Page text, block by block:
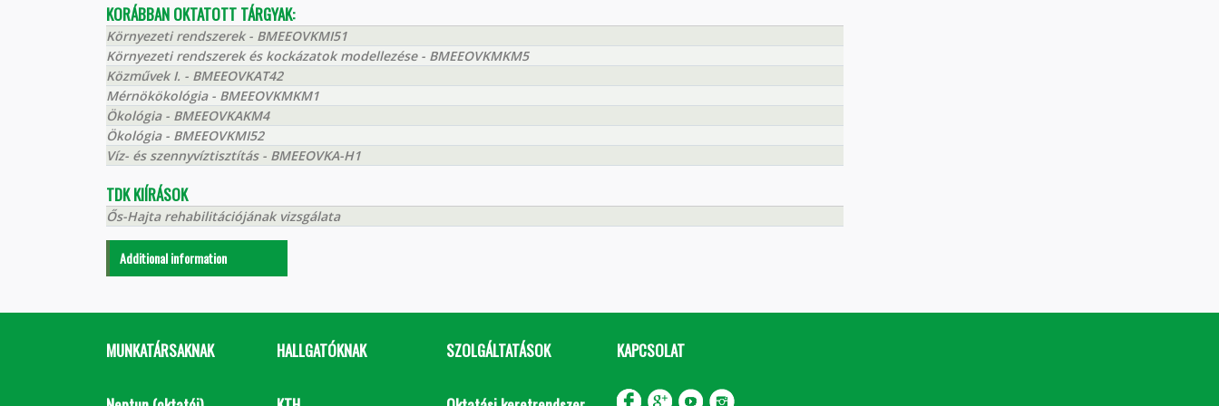
KORÁBBAN OKTATOTT TÁRGYAK:
Környezeti rendszerek - BMEEOVKMI51
Környezeti rendszerek és kockázatok modellezése - BMEEOVKMKM5
Közművek I. - BMEEOVKAT42
Mérnökökológia - BMEEOVKMKM1
Ökológia - BMEEOVKAKM4
Ökológia - BMEEOVKMI52
Víz- és szennyvíztisztítás - BMEEOVKA-H1
TDK KIÍRÁSOK
Ős-Hajta rehabilitációjának vizsgálata
Additional information
MUNKATÁRSAKNAK HALLGATÓKNAK SZOLGÁLTATÁSOK KAPCSOLAT